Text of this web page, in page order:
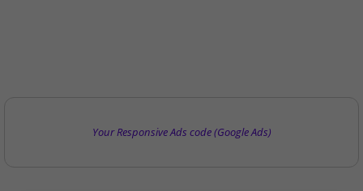
Your Responsive Ads code (Google Ads)